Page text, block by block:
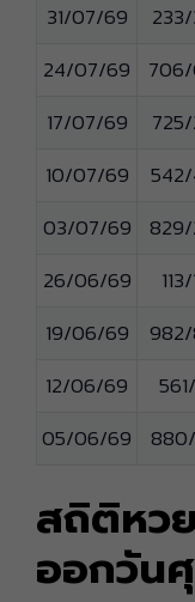
31/07/69
24/07/69
17/07/69
10/07/69
03/07/69
26/06/69
19/06/69
12/06/69
05/06/69
สถิติหว
ออกวัน